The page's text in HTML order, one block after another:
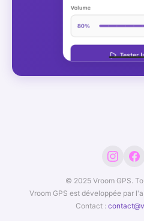
© 2025 Vroom GPS.
Vroom GPS est développée par
Contact :